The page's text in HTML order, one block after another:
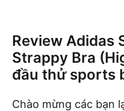
Review Adidas
Strappy Bra
đầu thử sports
Chào mừng các bạn